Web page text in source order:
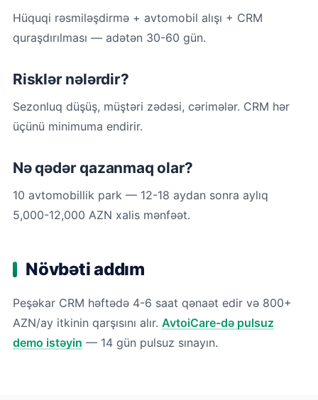
Hüquqi rəsmiləşdirmə + avtomobil alışı + CRM
quraşdırılması — adətən 30-60 gün.
Risklər nələrdir?
Sezonluq düşüş, müştəri zədəsi, cərimələr. CRM hər
üçünü minimuma endirir.
Nə qədər qazanmaq olar?
10 avtomobillik park — 12-18 aydan sonra aylıq
5,000-12,000 AZN xalis mənfəət.
Növbəti addım
Peşəkar CRM həftədə 4-6 saat qənaət edir və 800+
AZN/ay itkinin qarşısını alır. AvtoiCare-də pulsuz
demo istəyin — 14 gün pulsuz sınayın.